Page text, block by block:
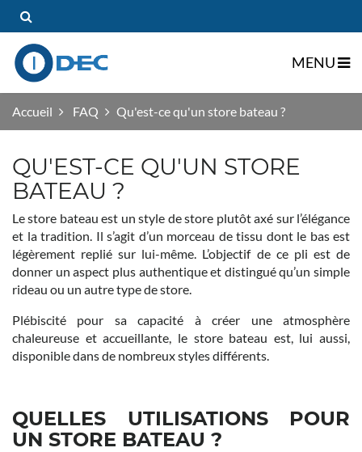
QU'EST-CE QU'UN STORE
BATEAU ?
Le store bateau est un style de store plutôt axé sur l’élégance
et la tradition. Il s’agit d’un morceau de tissu dont le bas est
légèrement replié sur lui-même. L’objectif de ce pli est de
donner un aspect plus authentique et distingué qu’un simple
rideau ou un autre type de store.
Plébiscité pour sa capacité à créer une atmosphère
chaleureuse et accueillante, le store bateau est, lui aussi,
disponible dans de nombreux styles différents.
QUELLES UTILISATIONS POUR
UN STORE BATEAU ?
MENU
Dropdown
Accueil FAQ Qu'est-ce qu'un store bateau ?